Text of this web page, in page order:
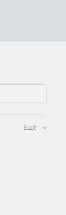
Ещё